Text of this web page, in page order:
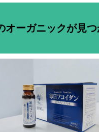
オーガニックが見